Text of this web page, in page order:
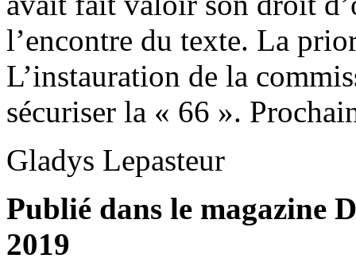
l’encontre du texte. La
L’instauration de la
sécuriser la « 66 ».
Gladys Lepasteur
Publié dans le magazine
2019